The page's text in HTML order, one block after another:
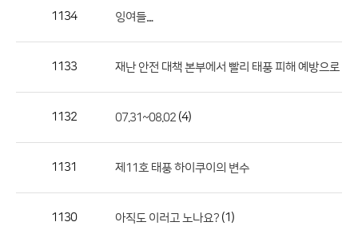
론
호,
1134 잉여들....
1133 재난 안전 대책 본부에서 빨리 태풍 피해 예방으로 무
1132 07.31~08.02 (4)
1131 제11호 태풍 하이쿠이의 변수
1130 아직도 이러고 노나요? (1)